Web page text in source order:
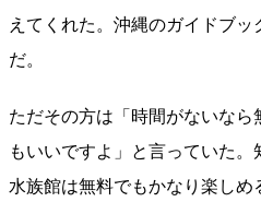
えてくれた。沖縄のガイドブ
だ。
ただその方は「時間がないな
もいいですよ」と言っていた
水族館は無料でもかなり楽しめ